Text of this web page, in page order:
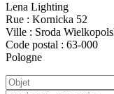
Lena Lighting
Rue : Kornicka 52
Ville : Sroda
Code postal : 63-000
Pologne